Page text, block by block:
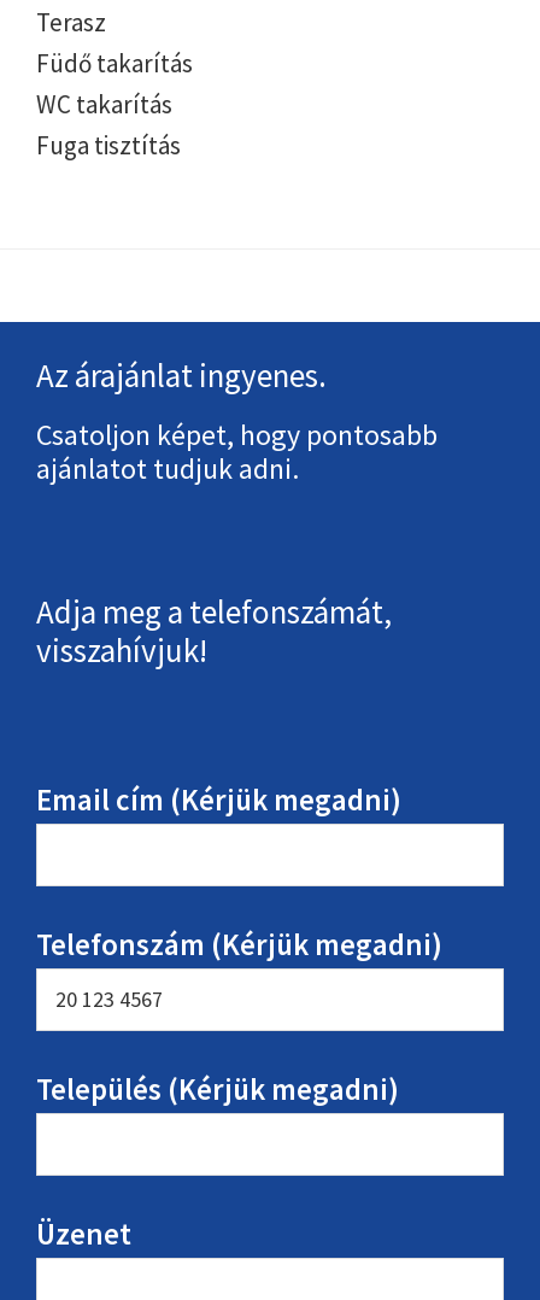
Terasz
Füdő takarítás
WC takarítás
Fuga tisztítás
Az árajánlat ingyenes.
Csatoljon képet, hogy pontosabb
ajánlatot tudjuk adni.
Adja meg a telefonszámát,
visszahívjuk!
Email cím (Kérjük megadni)
Telefonszám (Kérjük megadni)
Település (Kérjük megadni)
Üzenet